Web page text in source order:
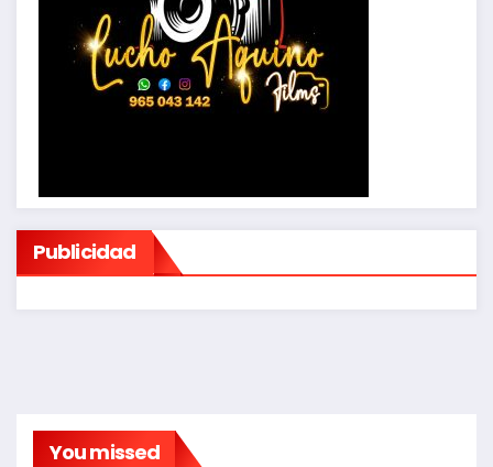
Publicidad
You missed